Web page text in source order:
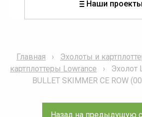
Наши проекты
Главная Эхолоты и
картплоттеры Lowrance
Эхолот
BULLET SKIMMER CE ROW